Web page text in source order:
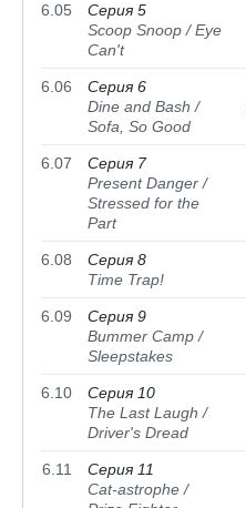
6.05
Серия 5
Scoop Snoop / Eye
Can't
6.06
Серия 6
Dine and Bash /
Sofa, So Good
6.07
Серия 7
Present Danger /
Stressed for the
Part
6.08
Серия 8
Time Trap!
6.09
Серия 9
Bummer Camp /
Sleepstakes
6.10
Серия 10
The Last Laugh /
Driver's Dread
6.11
Серия 11
Cat-astrophe /